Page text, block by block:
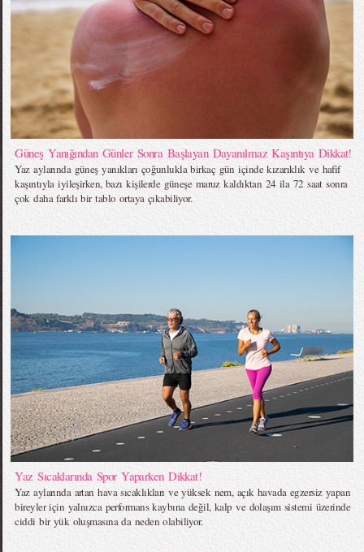
Güneş Yanığından Günler Sonra Başlayan Dayanılmaz Kaşıntıya Dikkat!
Yaz aylarında güneş yanıkları çoğunlukla birkaç gün içinde kızarıklık ve hafif
kaşıntıyla iyileşirken, bazı kişilerde güneşe maruz kaldıktan 24 ila 72 saat sonra
çok daha farklı bir tablo ortaya çıkabiliyor.
Yaz Sıcaklarında Spor Yaparken Dikkat!
Yaz aylarında artan hava sıcaklıkları ve yüksek nem, açık havada egzersiz yapan
bireyler için yalnızca performans kaybına değil, kalp ve dolaşım sistemi üzerinde
ciddi bir yük oluşmasına da neden olabiliyor.